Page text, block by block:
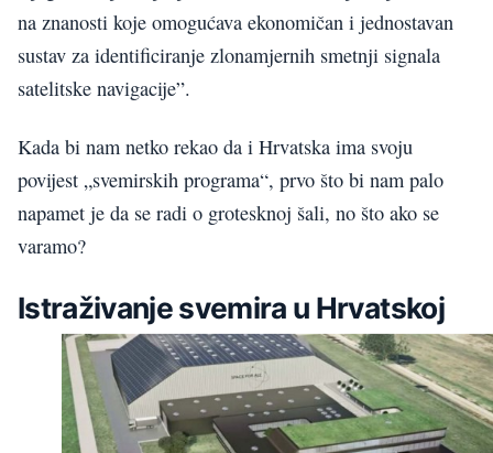
na znanosti koje omogućava ekonomičan i jednostavan
sustav za identificiranje zlonamjernih smetnji signala
satelitske navigacije”.
Kada bi nam netko rekao da i Hrvatska ima svoju
povijest „svemirskih programa“, prvo što bi nam palo
napamet je da se radi o grotesknoj šali, no što ako se
varamo?
Istraživanje svemira u Hrvatskoj